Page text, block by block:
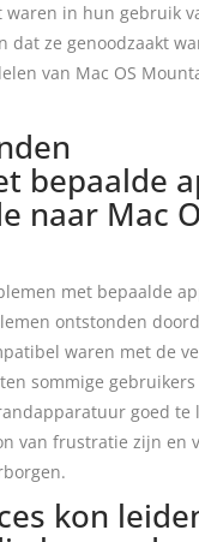
in hun gebruik
dat ze genoodzaakt
van Mac OS
bepaalde
naar Mac
met bepaalde
ontstonden
waren met de
sommige
goed te
van frustratie zijn en
kon